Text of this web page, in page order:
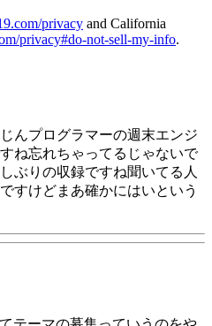
privacy and California
privacy#do-not-sell-my-info.
んプログラマーの週末エンジ
ね忘れちゃってるじゃないで
ぶりの収録ですね聞いてる人
すけどまあ確かにはいという